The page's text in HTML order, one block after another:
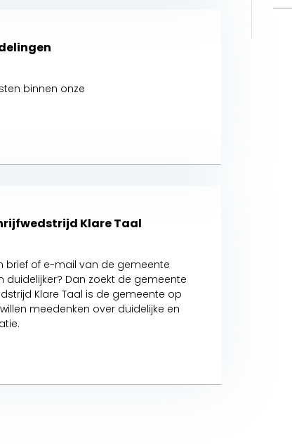
binnen onze
Klare Taal
brief of e-mail van de gemeente
duidelijker? Dan zoekt de gemeente
Klare Taal is de gemeente op
meedenken over duidelijke en